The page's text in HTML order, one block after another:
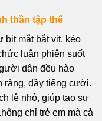
thần tập thể
bịt mắt bắt vịt, kéo
luân phiên suốt
dân đều hào
ràng, đầy tiếng cười.
lệ nhỏ, giúp tạo sự
chỉ trẻ em mà cả